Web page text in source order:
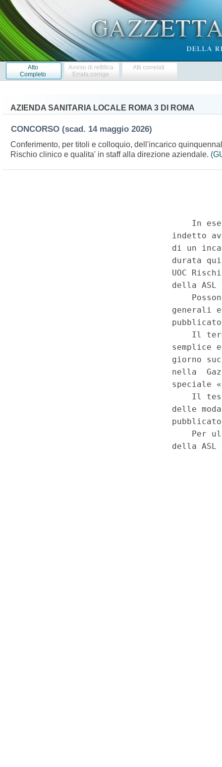
Atto
Completo
Avviso di rettifica
Errata corrige
Atti correlati
AZIENDA SANITARIA LOCALE ROMA 3 DI ROMA
CONCORSO (scad. 14 maggio 2026)
Conferimento, per titoli e colloquio, dell'incarico
Rischio clinico e qualita' in staff alla direzione aziendale.